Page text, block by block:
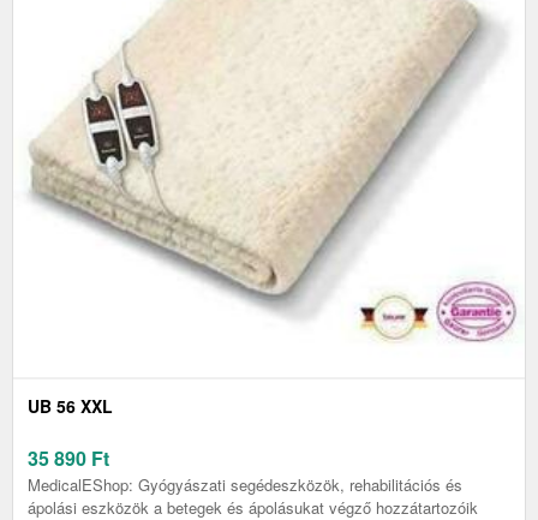
UB 56 XXL
35 890 Ft
MedicalEShop: Gyógyászati segédeszközök, rehabilitációs és
ápolási eszközök a betegek és ápolásukat végző hozzátartozóik